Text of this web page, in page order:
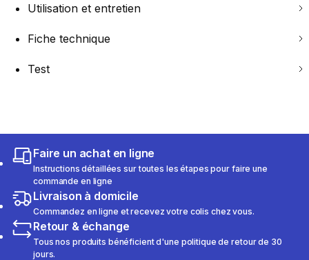
Utilisation et entretien
Fiche technique
Test
Faire un achat en ligne
Instructions détaillées sur toutes les étapes pour faire une
commande en ligne
Livraison à domicile
Commandez en ligne et recevez votre colis chez vous.
Retour & échange
Tous nos produits bénéficient d'une politique de retour de 30
jours.